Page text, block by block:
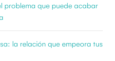
problema que puede acabar
la relación que empeora tus